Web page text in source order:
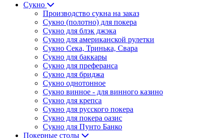
Сукно
Производство сукна на заказ
Сукно (полотно) для покера
Сукно для блэк джэка
Сукно для американской рулетки
Сукно Сека, Тринька, Свара
Сукно для баккары
Сукно для преферанса
Сукно для бриджа
Сукно однотонное
Сукно винное - для винного казино
Сукно для крепса
Сукно для русского покера
Сукно для покера оазис
Сукно для Пунто Банко
Покерные столы